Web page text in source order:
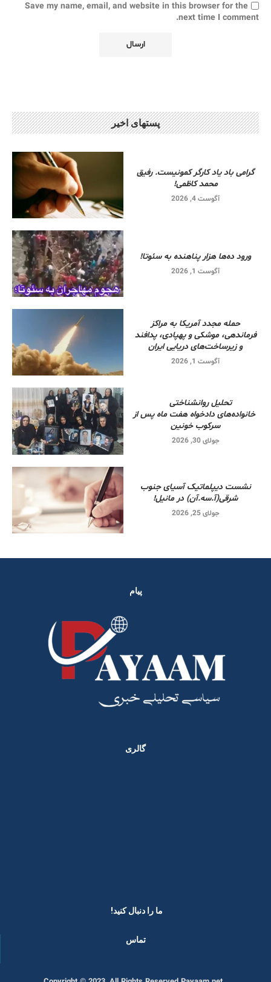
Save my name, email, and website in this browser for the
next time I comment.
پستهای اخیر
گرامی باد یاد کارگر کمونیست. رفیق
محمد کاظمی!
آگوست 4, 2026
ورود ده‌ها هزار پناهنده به سئوتا!
آگوست 1, 2026
حمله مجدد آمریکا به مراکز
فرماندهی، موشکی و پهپادی، پدافند
و زیرساخت‌های دریایی ایران
آگوست 1, 2026
تحلیل روانشناختی
خانواده‌های دادخواه هفت ماه پس از
سرکوب خونین
جولای 30, 2026
نشست دیپلماتیک آسیای جنوب
شرقی‌(آ.سه.آن) در مانیل!
جولای 25, 2026
پیام
گالری
ما را دنبال کنید! ​
تماس